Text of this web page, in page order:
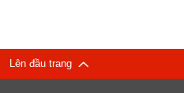
Lên đầu trang